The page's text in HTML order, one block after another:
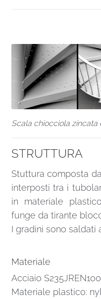
Scala chiocciola zincata
STRUTTURA
Stuttura composta
interposti tra i
in materiale
funge da tirante
I gradini sono saldati
Materiale
Acciaio
Materiale plastico: